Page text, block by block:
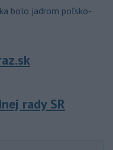
bolo jadrom poľsko-
rady SR